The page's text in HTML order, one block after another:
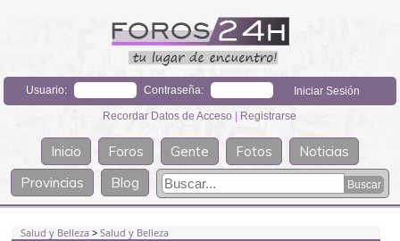
Usuario: Contraseña:
Recordar Datos de Acceso | Registrarse
Inicio Foros Gente Fotos
Noticias
Provincias
Blog
Salud y Belleza >Salud y Belleza